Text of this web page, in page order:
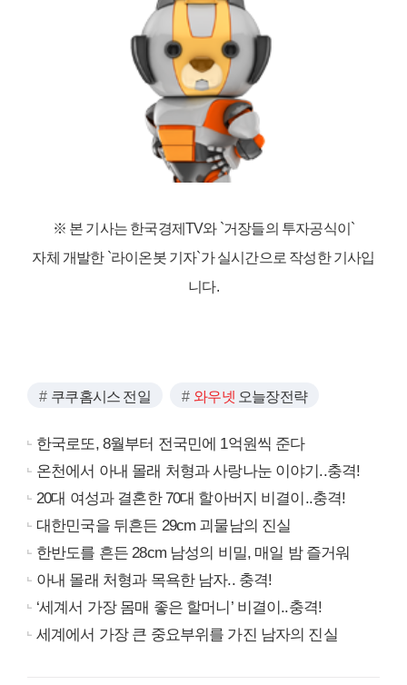
※ 본 기사는 한국경제TV와 `거장들의 투자공식이`
자체 개발한 `라이온봇 기자`가 실시간으로 작성한 기사입
니다.
쿠쿠홈시스 전일 와우넷 오늘장전략
한국로또, 8월부터 전국민에 1억원씩 준다
온천에서 아내 몰래 처형과 사랑나눈 이야기..충격!
20대 여성과 결혼한 70대 할아버지 비결이..충격!
대한민국을 뒤흔든 29cm 괴물남의 진실
한반도를 흔든 28cm 남성의 비밀, 매일 밤 즐거워
아내 몰래 처형과 목욕한 남자.. 충격!
‘세계서 가장 몸매 좋은 할머니’ 비결이..충격!
세계에서 가장 큰 중요부위를 가진 남자의 진실